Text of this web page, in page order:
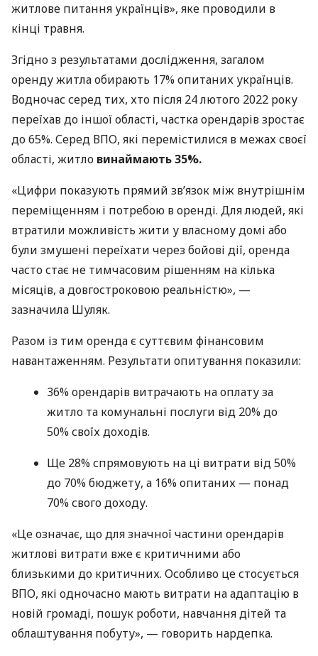
житлове питання українців», яке проводили в
кінці травня.
Згідно з результатами дослідження, загалом
оренду житла обирають 17% опитаних українців.
Водночас серед тих, хто після 24 лютого 2022 року
переїхав до іншої області, частка орендарів зростає
до 65%. Серед ВПО, які перемістилися в межах своєї
області, житло винаймають 35%.
«Цифри показують прямий зв’язок між внутрішнім
переміщенням і потребою в оренді. Для людей, які
втратили можливість жити у власному домі або
були змушені переїхати через бойові дії, оренда
часто стає не тимчасовим рішенням на кілька
місяців, а довгостроковою реальністю», —
зазначила Шуляк.
Разом із тим оренда є суттєвим фінансовим
навантаженням. Результати опитування показили:
36% орендарів витрачають на оплату за
житло та комунальні послуги від 20% до
50% своїх доходів.
Ще 28% спрямовують на ці витрати від 50%
до 70% бюджету, а 16% опитаних — понад
70% свого доходу.
«Це означає, що для значної частини орендарів
житлові витрати вже є критичними або
близькими до критичних. Особливо це стосується
ВПО, які одночасно мають витрати на адаптацію в
новій громаді, пошук роботи, навчання дітей та
облаштування побуту», — говорить нардепка.